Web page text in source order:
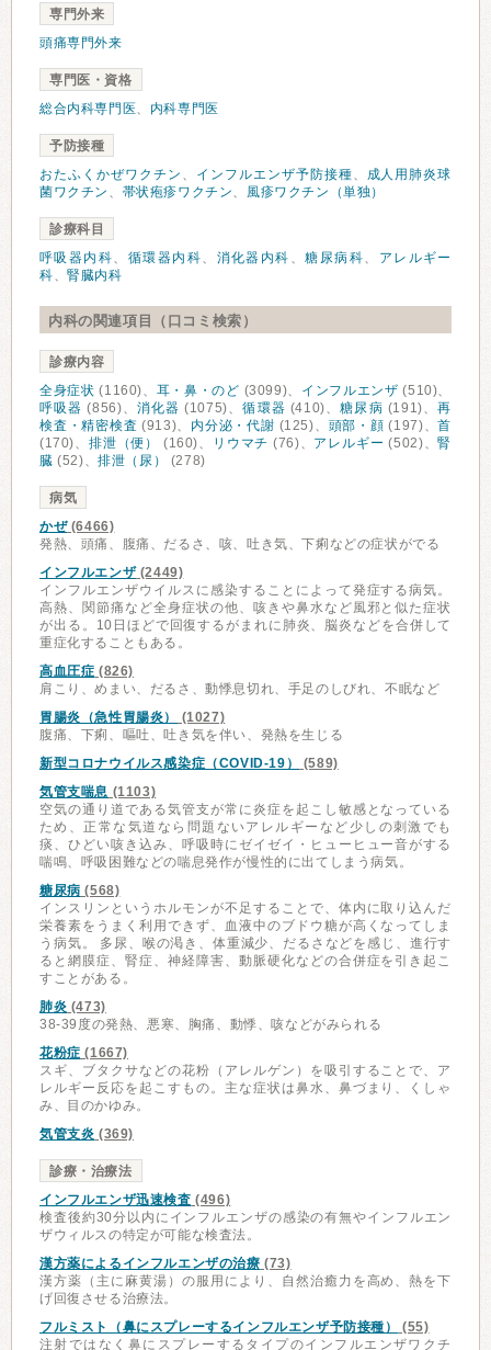
専門外来
頭痛専門外来
専門医・資格
総合内科専門医、 内科専門医
予防接種
おたふくかぜワクチン 、 インフルエンザ予防接種、
成人用肺炎球
菌ワクチン 、 帯状疱疹ワクチン、 風疹ワクチン（単独）
診療科目
呼吸器内科、 循環器内科、 消化器内科 、糖尿病科、 アレルギー
科、腎臓内科
内科の関連項目（口コミ検索）
診療内容
全身症状 (1160)、 耳・鼻・のど (3099)、 インフルエンザ (510)、
呼吸器 (856)、 消化器 (1075)、循環器 (410)、糖尿病 (191)、再
検査・精密検査 (913)、 内分泌・代謝 (125)、 頭部・顔 (197)、首
(170)、排泄（便） (160)、 リウマチ (76)、 アレルギー (502)、腎
臓 (52)、排泄（尿） (278)
病気
かぜ(6466)
発熱、頭痛、腹痛、だるさ、咳、吐き気、下痢などの症状がでる
インフルエンザ(2449)
インフルエンザウイルスに感染することによって発症する病気。
高熱、関節痛など全身症状の他、咳きや鼻水など風邪と似た症状
が出る。10日ほどで回復するがまれに肺炎、脳炎などを合併して
重症化することもある。
高血圧症 (826)
肩こり、めまい、だるさ、動悸息切れ、手足のしびれ、不眠など
胃腸炎（急性胃腸炎）
(1027)
腹痛、下痢、嘔吐、吐き気を伴い、発熱を生じる
新型コロナウイルス感染症（COVID-19）
(589)
気管支喘息 (1103)
空気の通り道である気管支が常に炎症を起こし敏感となっている
ため、正常な気道なら問題ないアレルギーなど少しの刺激でも
痰、ひどい咳き込み、呼吸時にゼイゼイ・ヒューヒュー音がする
喘鳴、呼吸困難などの喘息発作が慢性的に出てしまう病気。
糖尿病 (568)
インスリンというホルモンが不足することで、体内に取り込んだ
栄養素をうまく利用できず、血液中のブドウ糖が高くなってしま
う病気。 多尿、喉の渇き、体重減少、だるさなどを感じ、進行す
ると網膜症、腎症、神経障害、動脈硬化などの合併症を引き起こ
すことがある。
肺炎 (473)
38-39度の発熱、悪寒、胸痛、動悸、咳などがみられる
花粉症 (1667)
スギ、ブタクサなどの花粉（アレルゲン）を吸引することで、ア
レルギー反応を起こすもの。主な症状は鼻水、鼻づまり、くしゃ
み、目のかゆみ。
気管支炎 (369)
診療・治療法
インフルエンザ迅速検査 (496)
検査後約30分以内にインフルエンザの感染の有無やインフルエン
ザウィルスの特定が可能な検査法。
漢方薬によるインフルエンザの治療 (73)
漢方薬（主に麻黄湯）の服用により、自然治癒力を高め、熱を下
げ回復させる治療法。
フルミスト（鼻にスプレーするインフルエンザ予防接種）
(55)
注射ではなく鼻にスプレーするタイプのインフルエンザワクチ